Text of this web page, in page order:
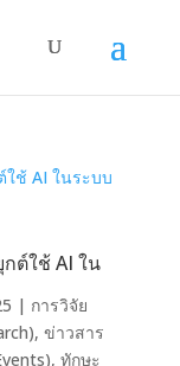
ต์ใช้ AI ใน
| การวิจัย
, ข่าวสาร
, ทักษะ